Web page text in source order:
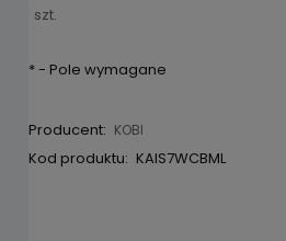
szt.
*- Pole wymagane
Producent: KOBI
Kod produktu: KAIS7WCBML